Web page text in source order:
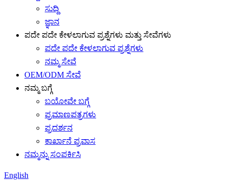
ಸುದ್ದಿ
ಜ್ಞಾನ
ಪದೇ ಪದೇ ಕೇಳಲಾಗುವ ಪ್ರಶ್ನೆಗಳು ಮತ್ತು ಸೇವೆಗಳು
ಪದೇ ಪದೇ ಕೇಳಲಾಗುವ ಪ್ರಶ್ನೆಗಳು
ನಮ್ಮ ಸೇವೆ
OEM/ODM ಸೇವೆ
ನಮ್ಮ ಬಗ್ಗೆ
ಬಯೋವೇ ಬಗ್ಗೆ
ಪ್ರಮಾಣಪತ್ರಗಳು
ಪ್ರದರ್ಶನ
ಕಾರ್ಖಾನೆ ಪ್ರವಾಸ
ನಮ್ಮನ್ನು ಸಂಪರ್ಕಿಸಿ
English